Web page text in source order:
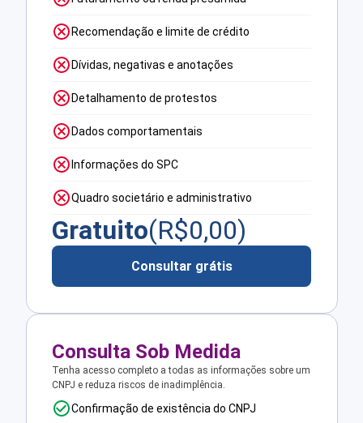
Recomendação e limite de crédito
Dívidas, negativas e anotações
Detalhamento de protestos
Dados comportamentais
Informações do SPC
Quadro societário e administrativo
Gratuito(R$0,00)
Consultar grátis
Consulta Sob Medida
Tenha acesso completo a todas as informações sobre um
CNPJ e reduza riscos de inadimplência.
Confirmação de existência do CNPJ